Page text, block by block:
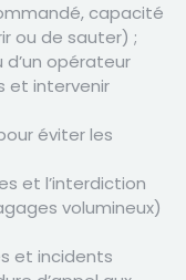
capacité
ou de sauter) ;
d’un opérateur
et intervenir
éviter les
et l’interdiction
volumineux)
et incidents